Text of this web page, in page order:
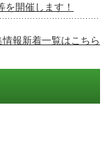
開催します！
情報新着一覧はこちら